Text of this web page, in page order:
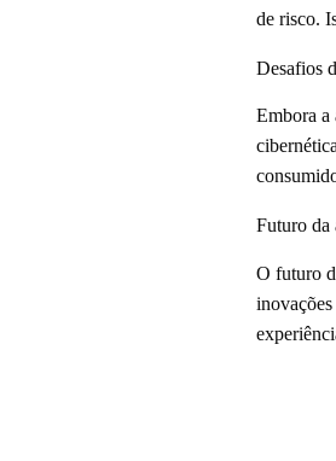
de risco.
Desafios
Embora a
Futuro da
O futuro